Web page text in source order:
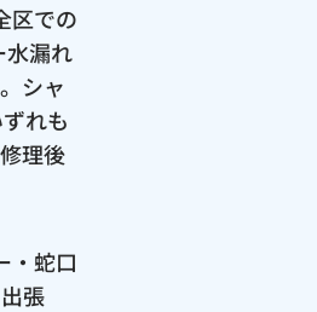
区での
水漏れ
シャ
れも
理後
・蛇口
張